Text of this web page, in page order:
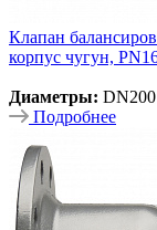
Клапан
корпус чугун,
Диаметры:
Подробнее